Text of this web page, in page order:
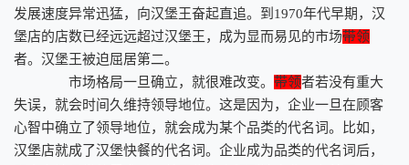
发展速度异常迅猛，向汉堡王奋起直追。到1970年代早期，汉
堡店的店数已经远远超过汉堡王，成为显而易见的市场带领
者。汉堡王被迫屈居第二。
市场格局一旦确立，就很难改变。 带领者若没有重大
失误，就会时间久维持领导地位。这是因为，企业一旦在顾客
心智中确立了领导地位，就会成为某个品类的代名词。比如，
汉堡店就成了汉堡快餐的代名词。企业成为品类的代名词后，